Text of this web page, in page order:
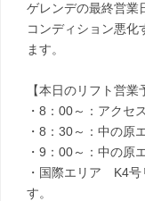
ゲレンデの最終営業
コンディション悪化
ます。
【本日のリフト営業
・8：00～：アクセ
・8：30～：中の
・9：00～：中の
・国際エリア K4号
す。